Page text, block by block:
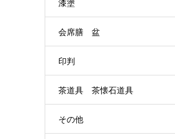
漆塗
会席膳 盆
印判
茶道具 茶懐石道具
その他